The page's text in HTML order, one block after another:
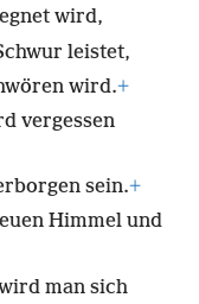
wird,
leistet,
wird.+
vergessen
sein.+
Himmel und
man sich